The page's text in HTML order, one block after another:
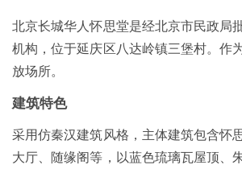
北京长城华人怀思堂是经北京市民政局
机构，位于延庆区八达岭镇三堡村。作
放场所。
建筑特色
采用仿秦汉建筑风格，主体建筑包含怀
大厅、随缘阁等，以蓝色琉璃瓦屋顶、